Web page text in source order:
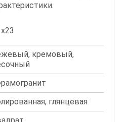
кремовый,
глянцевая